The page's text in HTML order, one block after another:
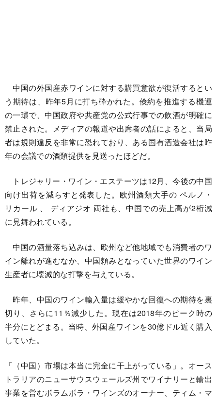
中国の外国産赤ワインに対する購買意欲が復活するとい
う期待は、昨年5月に打ち砕かれた。倹約を推進する機運
の一環で、中国政府や共産党の公式行事での飲酒が明確に
禁止された。メディアの報道や出席者の話によると、当局
者は規則違反を非常に恐れており、ある国有酒造会社は昨
年の会議での酒類提供を見送ったほどだ。
トレジャリー・ワイン・エステーツは12月、今後の中国
向け出荷を減らすと発表した。欧州酒類大手の ペルノ・
リカール 、 ディアジオ 両社も、中国での売上高が2桁減
に見舞われている。
中国の酒量落ち込みは、欧州など他地域でも消費者のワ
イン離れが進むなか、中国頼みとなっていた世界のワイン
生産者に壊滅的な打撃を与えている。
昨年、中国のワイン輸入量は緩やかな回復への期待を裏
切り、さらに11％減少した。現在は2018年のピーク時の
半分にとどまる。当時、外国産ワインを30億ドル近く購入
していた。
「（中国）市場は本当に完全に干上がっている」。オース
トラリアのニューサウスウェールズ州でワイナリーと輸出
事業を営むボラムボラ・ワインズのオーナー、ティム・マ